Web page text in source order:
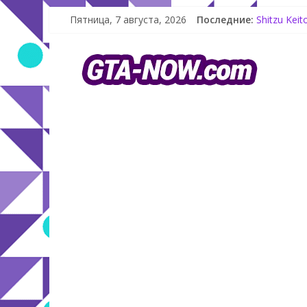
Пятница, 7 августа, 2026 Последние:
Как
Shitzu
GTA
Летнее